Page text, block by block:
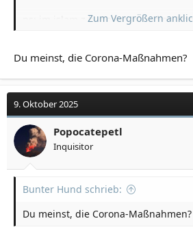
ps: im islam z.b. nennt man dies
Zum Vergrößern
Du meinst, die Corona-Maßnahmen?
9. Oktober 2025
Popocatepetl
Inquisitor
Bunter Hund schrieb:
Du meinst, die Corona-Maßnahmen?